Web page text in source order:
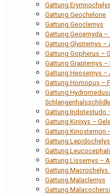
Gattung Erymnochelys
Gattung Geochelone
Gattung Geoclemys
Gattung Geoemyda
Gattung Glyptemys –
Gattung Gopherus –
Gattung Graptemys
Gattung Heosemys
Gattung Homopus –
Gattung
Gattung Indotestudo
Gattung Kinixys –
Gattung Kinosternon
Gattung Lepidochelys
Gattung
Gattung Lissemys –
Gattung Macrochelys
Gattung Malaclemys
Gattung